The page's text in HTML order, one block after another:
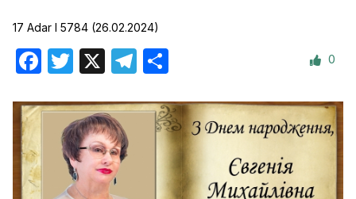
17 Adar I 5784 (26.02.2024)
Facebook
Twitter Telegram 0
Email